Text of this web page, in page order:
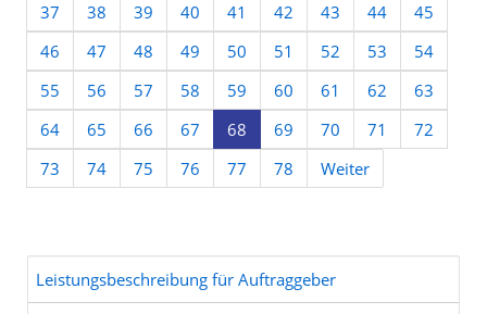
37
38 39 40 41 42 43 44
45
46
47 48 49 50 51 52 53
54
55
56 57 58 59 60 61 62
63
64
65 66 67 68 69 70 71
72
73
74 75 76 77 78 Weiter
Leistungsbeschreibung für Auftraggeber